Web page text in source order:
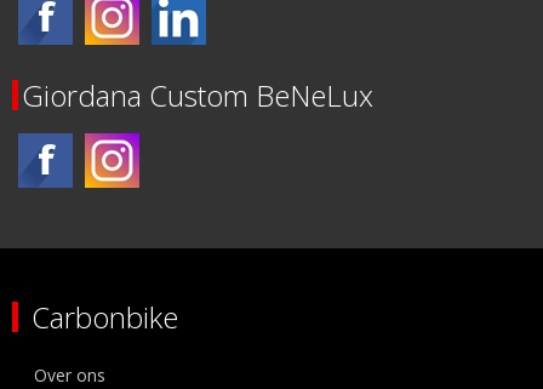
Giordana Custom BeNeLux
Carbonbike
Over ons